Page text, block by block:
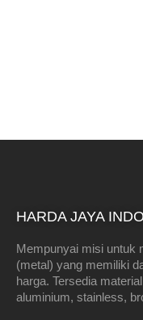
HARDA JAYA
Mempunyai misi untuk
(metal) yang memiliki
harga. Tersedia
aluminium, stainless,